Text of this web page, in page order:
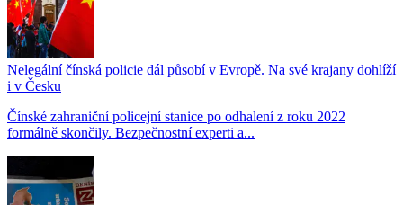
Nelegální čínská policie dál působí v Evropě. Na své krajany dohlíží
i v Česku
Čínské zahraniční policejní stanice po odhalení z roku 2022
formálně skončily. Bezpečnostní experti a...